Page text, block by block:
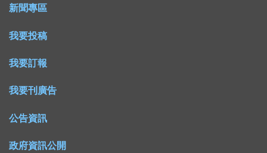
新聞專區
我要投稿
我要訂報
我要刊廣告
公告資訊
政府資訊公開